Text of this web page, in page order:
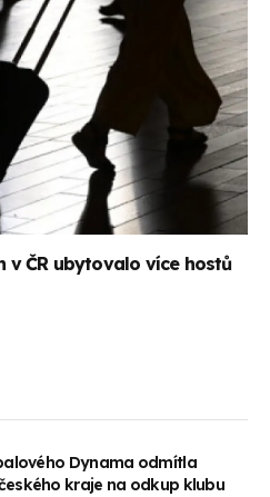
v ČR ubytovalo více hostů
Dynama odmítla
kraje na odkup klubu